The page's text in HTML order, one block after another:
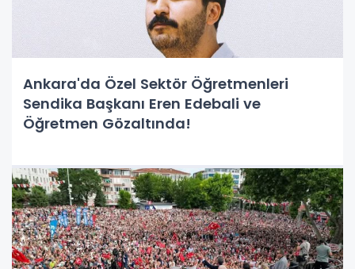
Ankara'da Özel Sektör Öğretmenleri
Sendika Başkanı Eren Edebali ve
Öğretmen Gözaltında!